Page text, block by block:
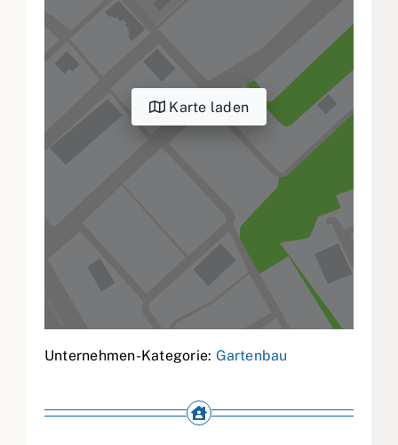
Karte laden
Unternehmen-Kategorie: Gartenbau